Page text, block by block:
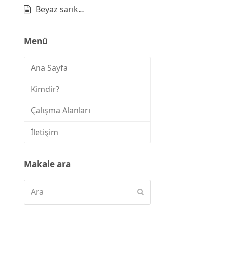
Beyaz sarık…
Menü
Ana Sayfa
Kimdir?
Çalışma Alanları
İletişim
Makale ara